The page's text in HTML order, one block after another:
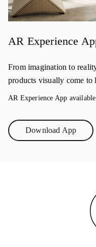
AR Experience
From imagination to
products visually come to
AR Experience App
Download App
Link Opens